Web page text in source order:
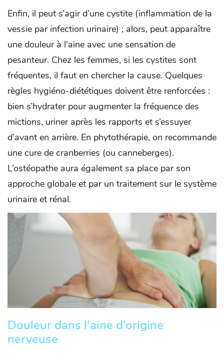
Enfin, il peut s’agir d’une cystite (inflammation de la
vessie par infection urinaire) ; alors, peut apparaître
une douleur à l'aine avec une sensation de
pesanteur. Chez les femmes, si les cystites sont
fréquentes, il faut en chercher la cause. Quelques
règles hygiéno-diététiques doivent être renforcées :
bien s’hydrater pour augmenter la fréquence des
mictions, uriner après les rapports et s’essuyer
d’avant en arrière. En phytothérapie, on recommande
une cure de cranberries (ou canneberges).
L’ostéopathe aura également sa place par son
approche globale et par un traitement sur le système
urinaire et rénal.
Douleur dans l'aine d’origine
nerveuse